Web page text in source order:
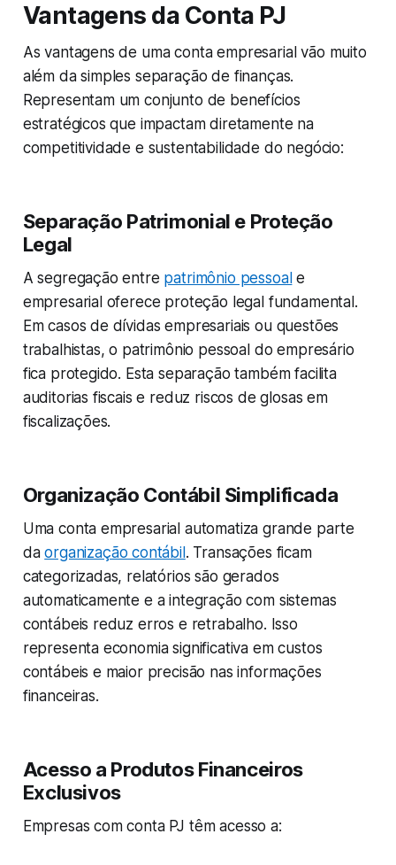
Vantagens da Conta PJ
As vantagens de uma conta empresarial vão muito
além da simples separação de finanças.
Representam um conjunto de benefícios
estratégicos que impactam diretamente na
competitividade e sustentabilidade do negócio:
Separação Patrimonial e Proteção
Legal
A segregação entre patrimônio pessoal e
empresarial oferece proteção legal fundamental.
Em casos de dívidas empresariais ou questões
trabalhistas, o patrimônio pessoal do empresário
fica protegido. Esta separação também facilita
auditorias fiscais e reduz riscos de glosas em
fiscalizações.
Organização Contábil Simplificada
Uma conta empresarial automatiza grande parte
daorganização contábil . Transações ficam
categorizadas, relatórios são gerados
automaticamente e a integração com sistemas
contábeis reduz erros e retrabalho. Isso
representa economia significativa em custos
contábeis e maior precisão nas informações
financeiras.
Acesso a Produtos Financeiros
Exclusivos
Empresas com conta PJ têm acesso a: